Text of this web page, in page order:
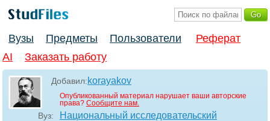
Вузы Предметы Пользователи
Реферат
AI
Заказать работу
Добавил:korayakov
Опубликованный материал нарушает ваши авторские
права? Сообщите нам.
Вуз:
Национальный исследовательский